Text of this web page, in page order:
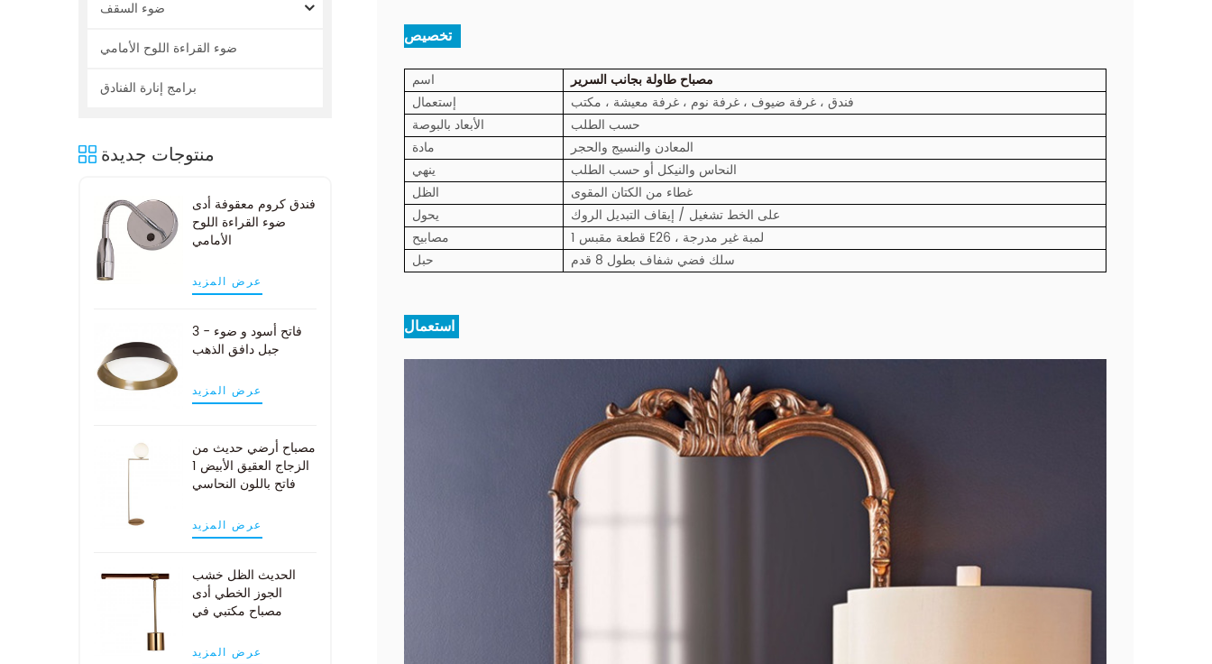
ضوء السقف
ضوء القراءة اللوح الأمامي
برامج إنارة الفنادق
منتوجات جديدة
فندق كروم معقوفة أدى
ضوء القراءة اللوح
الأمامي
عرض المزيد
3 - فاتح أسود و ضوء
جبل دافق الذهب
عرض المزيد
مصباح أرضي حديث من
الزجاج العقيق الأبيض 1
فاتح باللون النحاسي
عرض المزيد
الحديث الظل خشب
الجوز الخطي أدى
مصباح مكتبي في
عرض المزيد
تخصيص :
اسم
مصباح طاولة بجانب السرير
إستعمال
فندق ، غرفة ضيوف ، غرفة نوم ، غرفة معيشة ، مكتب
الأبعاد بالبوصة
حسب الطلب
مادة
المعادن والنسيج والحجر
ينهي
النحاس والنيكل أو حسب الطلب
الظل
غطاء من الكتان المقوى
يحول
على الخط تشغيل / إيقاف التبديل الروك
مصابيح
1 قطعة مقبس E26 ، لمبة غير مدرجة
حبل
سلك فضي شفاف بطول 8 قدم
استعمال: